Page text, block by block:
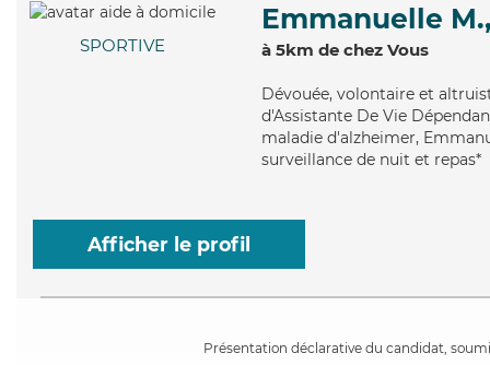
SPORTIVE
Emmanuelle M.,
à 5km de chez Vous
Dévouée, volontaire et
d'Assistante De Vie
maladie d'alzheimer,
surveillance de nuit et repas*
Afficher le profil
Présentation déclarative du candidat,